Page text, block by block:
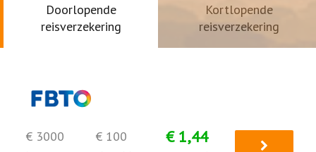
Doorlopende
reisverzekering
Kortlopende
reisverzekering
€ 3000 € 100 € 1,44